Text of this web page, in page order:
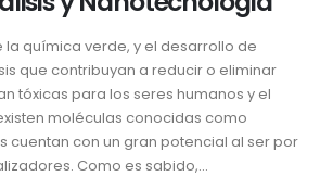
la química verde, y el desarrollo de
que contribuyan a reducir o eliminar
tóxicas para los seres humanos y el
moléculas conocidas como
cuentan con un gran potencial al ser por
Como es sabido,...